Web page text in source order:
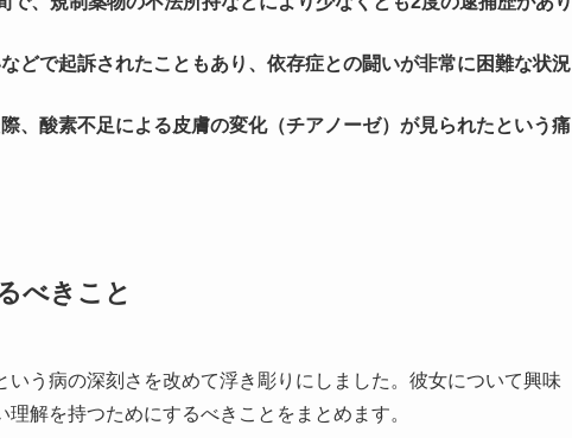
どで起訴されたこともあり、依存症との闘いが非常に困難な状況
、酸素不足による皮膚の変化（チアノーゼ）が見られたという痛
べきこと
う病の深刻さを改めて浮き彫りにしました。彼女について興味
解を持つためにするべきことをまとめます。